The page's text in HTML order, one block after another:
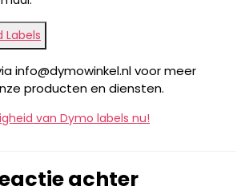
Labels
info@dymowinkel.nl voor meer
producten en diensten.
van Dymo labels nu!
achter